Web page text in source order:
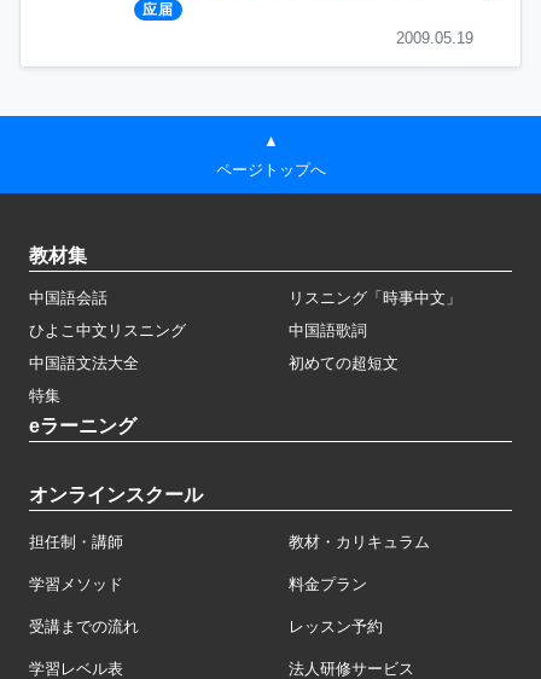
应届
2009.05.19
▲
ページトップへ
教材集
中国語会話
リスニング「時事中文」
ひよこ中文リスニング
中国語歌詞
中国語文法大全
初めての超短文
特集
eラーニング
オンラインスクール
担任制・講師 教材・カリキュラム
学習メソッド 料金プラン
受講までの流れ レッスン予約
学習レベル表 法人研修サービス